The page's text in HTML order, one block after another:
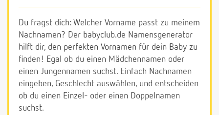
Du fragst dich: Welcher Vorname passt zu meinem
Nachnamen? Der babyclub.de Namensgenerator
hilft dir, den perfekten Vornamen für dein Baby zu
finden! Egal ob du einen Mädchennamen oder
einen Jungennamen suchst. Einfach Nachnamen
eingeben, Geschlecht auswählen, und entscheiden
ob du einen Einzel- oder einen Doppelnamen
suchst.